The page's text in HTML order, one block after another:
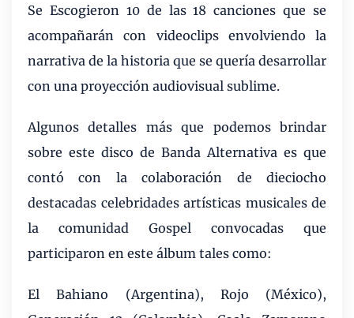
Se Escogieron 10 de las 18 canciones que se
acompañarán con videoclips envolviendo la
narrativa de la historia que se quería desarrollar
con una proyección audiovisual sublime.
Algunos detalles más que podemos brindar
sobre este disco de Banda Alternativa es que
contó con la colaboración de dieciocho
destacadas celebridades artísticas musicales de
la comunidad Gospel convocadas que
participaron en este álbum tales como:
El Bahiano (Argentina), Rojo (México),